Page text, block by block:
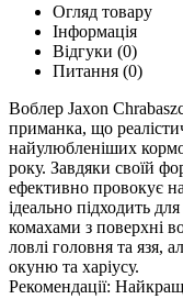
Огляд товару
Інформація
Відгуки (0)
Питання (0)
Воблер Jaxon
приманка, що
найулюбленіших
року. Завдяки своїй
ефективно провокує
ідеально підходить
комахами з поверхні
ловлі головня та язя,
окуню та харіусу.
Рекомендації: